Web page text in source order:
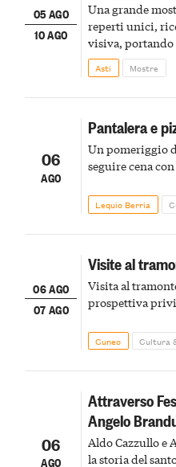
05 AGO
10 AGO
Una grande
reperti unici,
visiva, portando
della scena le
Asti Mostre
06
AGO
Pantalera e
Un pomeriggio
seguire cena
Lequio Berria
06 AGO
07 AGO
Visite al
Visita al
prospettiva
Cuneo Cultura
06
AGO
Attraverso
Angelo
Aldo Cazzullo e
la storia del